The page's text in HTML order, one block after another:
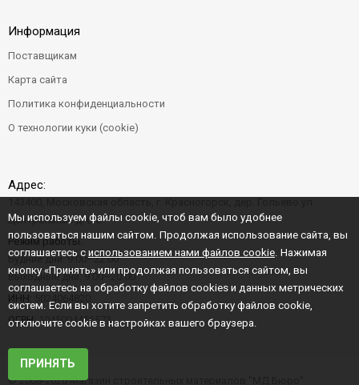
Информация
Поставщикам
Карта сайта
Политика конфиденциальности
О технологии куки (cookie)
Адрес:
Центральная д. 6"Б"
Режим работы:
Будние дни: 9:00–22:00
Выходные дни: 9:00–20:00
ИНН:
ОГРН:1045004456573
© 2008-2026 Магазин строительных материалов "МД Бюро"
Мы используем файлы cookie, чтоб вам было удобнее
пользоваться нашим сайтом. Продолжая использование сайта, вы
соглашаетесь с использованием нами файлов cookie . Нажимая
кнопку «Принять» или продолжая пользоваться сайтом, вы
соглашаетесь на обработку файлов cookies и данных метрических
систем. Если вы хотите запретить обработку файлов cookie,
отключите cookie в настройках вашего браузера.
ПРИНЯТЬ